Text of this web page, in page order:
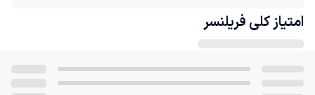
امتیاز کلی فریلنسر